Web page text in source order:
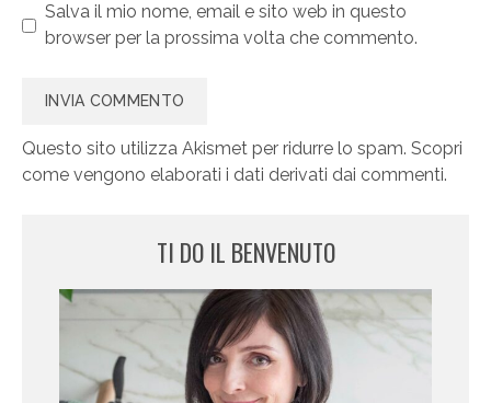
Salva il mio nome, email e sito web in questo
browser per la prossima volta che commento.
Questo sito utilizza Akismet per ridurre lo spam. Scopri
come vengono elaborati i dati derivati dai commenti.
TI DO IL BENVENUTO